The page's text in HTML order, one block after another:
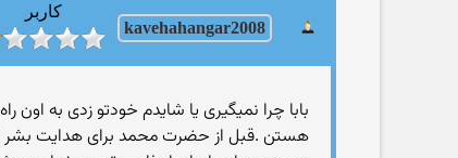
kavehahangar2008
کاربر
بابا چرا نمیگیری یا شایدم خودتو زدی به
هستن .قبل از حضرت محمد برای هدایت بشر